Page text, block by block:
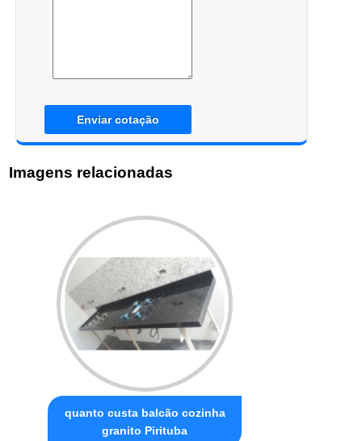
Enviar cotação
Imagens relacionadas
quanto custa balcão cozinha
granito Pirituba